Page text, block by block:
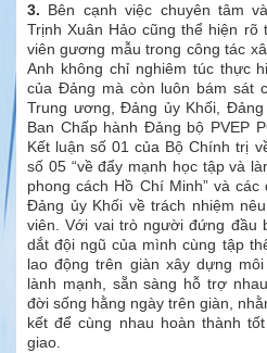
3. Bên cạnh việc chuyên tâm
Trịnh Xuân Hảo cũng thể hiện rõ
viên gương mẫu trong công tác
Anh không chỉ nghiêm túc thực
của Đảng mà còn luôn bám sát
Trung ương, Đảng ủy Khối, Đảng
Ban Chấp hành Đảng bộ PVEP
Kết luận số 01 của Bộ Chính trị
số 05 “về đẩy mạnh học tập và
phong cách Hồ Chí Minh” và các
Đảng ủy Khối về trách nhiệm
viên. Với vai trò người đứng đầu
dắt đội ngũ của mình cùng tập
lao động trên giàn xây dựng
lành mạnh, sẵn sàng hỗ trợ
đời sống hằng ngày trên giàn,
kết để cùng nhau hoàn thành
giao.